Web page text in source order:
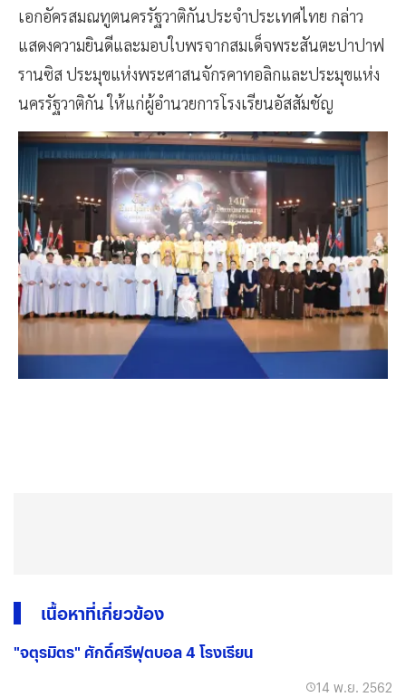
เอกอัครสมณทูตนครรัฐวาติกันประจำประเทศไทย กล่าว
แสดงความยินดีและมอบใบพรจากสมเด็จพระสันตะปาปาฟ
รานซิส ประมุขแห่งพระศาสนจักรคาทอลิกและประมุขแห่ง
นครรัฐวาติกัน ให้แก่ผู้อำนวยการโรงเรียนอัสสัมชัญ
เนื้อหาที่เกี่ยวข้อง
"จตุรมิตร" ศักดิ์ศรีฟุตบอล 4 โรงเรียน
14 พ.ย. 2562